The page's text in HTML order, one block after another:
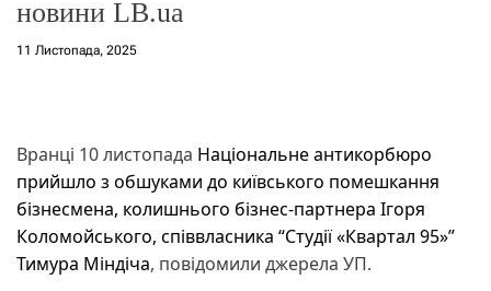
новини LB.ua
11 Листопада, 2025
Вранці 10 листопада Національне антикорбюро
прийшло з обшуками до київського помешкання
бізнесмена, колишнього бізнес-партнера Ігоря
Коломойського, співвласника “Студії «Квартал 95»”
Тимура Міндіча, повідомили джерела УП.